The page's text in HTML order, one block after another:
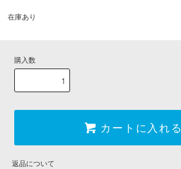
在庫あり
購入数
カートに入れる
返品について